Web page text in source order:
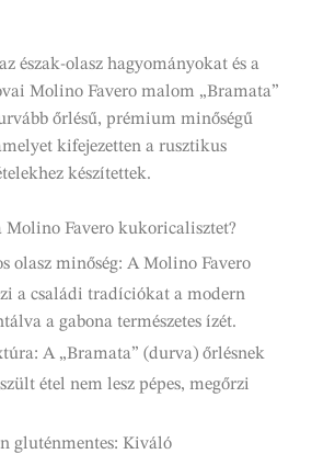
észak-olasz hagyományokat és a
Molino Favero malom „Bramata”
őrlésű, prémium minőségű
kifejezetten a rusztikus
készítettek.
Molino Favero kukoricalisztet?
olasz minőség: A Molino Favero
a családi tradíciókat a modern
a gabona természetes ízét.
A „Bramata” (durva) őrlésnek
étel nem lesz pépes, megőrzi
gluténmentes: Kiváló